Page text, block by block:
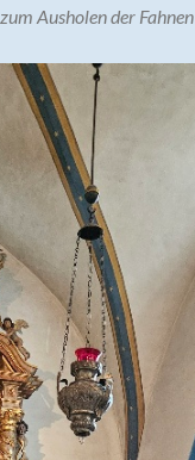
Ausholen der Fahnen